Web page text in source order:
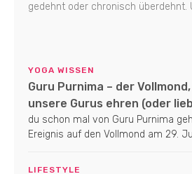
gedehnt oder chronisch überdehnt.
YOGA WISSEN
Guru Purnima – der
unsere Gurus ehren (oder
du schon mal von Guru Purnima
Ereignis auf den Vollmond am 29.
LIFESTYLE